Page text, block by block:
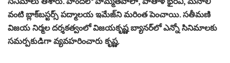
వంటి బ్లాక్‌బ‌స్టర్స్ ప‌ద్మాల‌య ఇమేజ్‌ని మ‌రింత పెంచాయి. స‌తీమ‌ణి
విజ‌య నిర్మల ద‌ర్శకత్వంలో విజ‌య‌కృష్ణ బ్యాన‌ర్‌లో ఎన్నో సినిమాల‌కు
స‌మ‌ర్పకుడిగా వ్యవ‌హ‌రించారు కృష్ణ.